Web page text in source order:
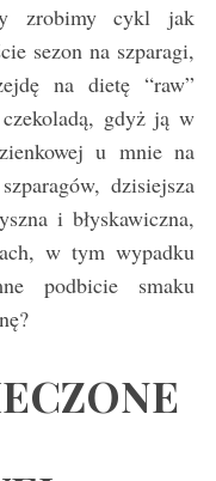
zrobimy cykl jak
sezon na szparagi,
na dietę “raw”
gdyż ją w
u mnie na
dzisiejsza
i błyskawiczna,
w tym wypadku
podbicie smaku